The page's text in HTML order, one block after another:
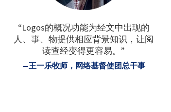
“Logos的概况功能为经文中出现的
人、事、物提供相应背景知识，让阅
读查经变得更容易。”
—王一乐牧师，网络基督使团总干事